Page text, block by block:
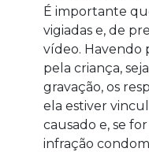
É importante
vigiadas e, de
vídeo. Havendo
pela criança,
gravação, os
ela estiver
causado e, se
infração